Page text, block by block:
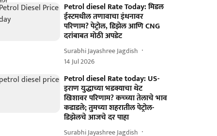
Petrol diesel Rate Today: मिडल
ईस्टमधील तणावाचा इंधनावर
परिणाम? पेट्रोल, डिझेल आणि CNG
दरांबाबत मोठी अपडेट
Surabhi Jayashree Jagdish
14 Jul 2026
Petrol diesel Rate today: US-
इराण युद्धाच्या भडक्याचा थेट
खिशावर परिणाम? कच्च्या तेलाचे भाव
कडाडले; तुमच्या शहरातील पेट्रोल-
डिझेलचे आजचे दर पाहा
Surabhi Jayashree Jagdish